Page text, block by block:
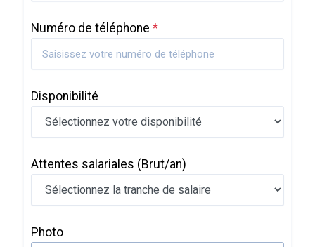
Numéro de téléphone *
Disponibilité
Attentes salariales (Brut/an)
Photo